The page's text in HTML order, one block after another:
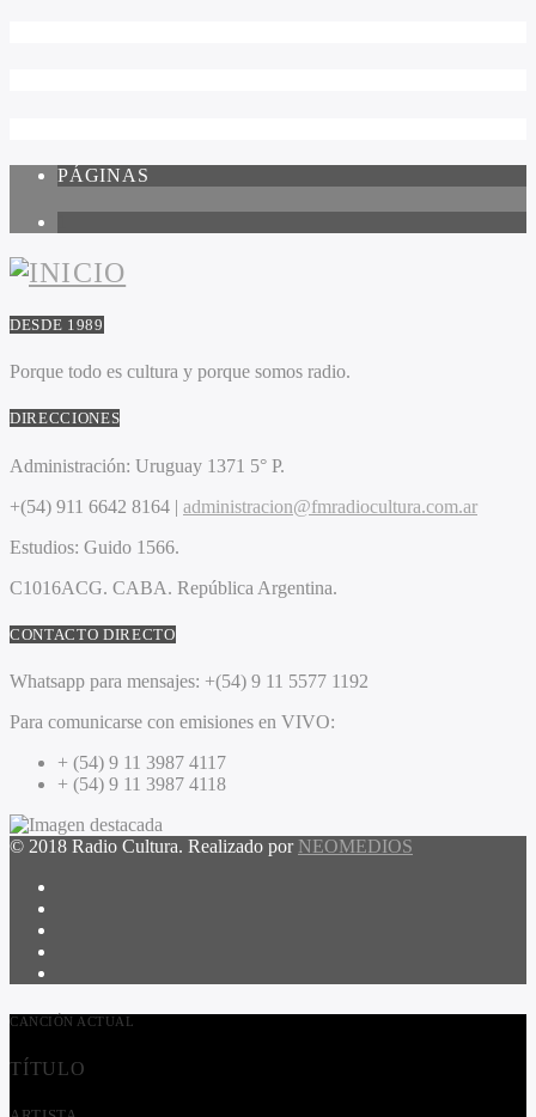
PÁGINAS
DESDE 1989
Porque todo es cultura y porque somos radio.
DIRECCIONES
Administración: Uruguay 1371 5° P.
+(54) 911 6642 8164 | administracion@fmradiocultura.com.ar
Estudios: Guido 1566.
C1016ACG. CABA. República Argentina.
CONTACTO DIRECTO
Whatsapp para mensajes: +(54) 9 11 5577 1192
Para comunicarse con emisiones en VIVO:
+ (54) 9 11 3987 4117
+ (54) 9 11 3987 4118
© 2018 Radio Cultura. Realizado por NEOMEDIOS
CANCIÓN ACTUAL
TÍTULO